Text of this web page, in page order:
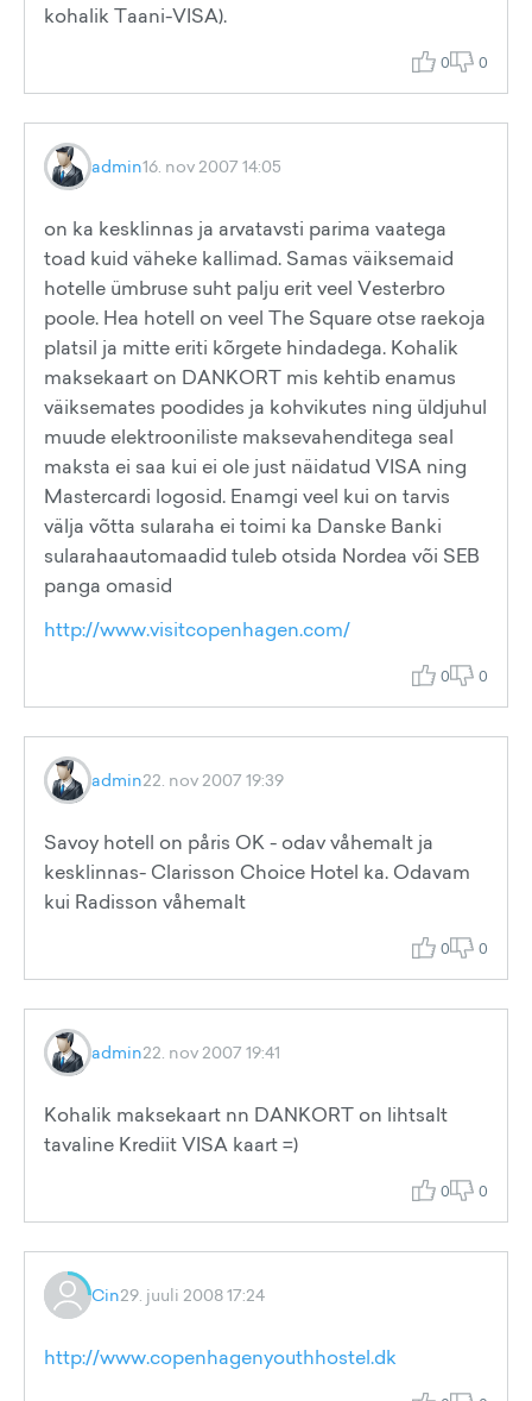
kohalik Taani-VISA).
0 0
admin16. nov 2007 14:05
on ka kesklinnas ja arvatavsti parima vaatega
toad kuid väheke kallimad. Samas väiksemaid
hotelle ümbruse suht palju erit veel Vesterbro
poole. Hea hotell on veel The Square otse raekoja
platsil ja mitte eriti kõrgete hindadega. Kohalik
maksekaart on DANKORT mis kehtib enamus
väiksemates poodides ja kohvikutes ning üldjuhul
muude elektrooniliste maksevahenditega seal
maksta ei saa kui ei ole just näidatud VISA ning
Mastercardi logosid. Enamgi veel kui on tarvis
välja võtta sularaha ei toimi ka Danske Banki
sularahaautomaadid tuleb otsida Nordea või SEB
panga omasid
http://www.visitcopenhagen.com/
0 0
admin22. nov 2007 19:39
Savoy hotell on påris OK - odav våhemalt ja
kesklinnas- Clarisson Choice Hotel ka. Odavam
kui Radisson våhemalt
0 0
admin22. nov 2007 19:41
Kohalik maksekaart nn DANKORT on lihtsalt
tavaline Krediit VISA kaart =)
0 0
Cin29. juuli 2008 17:24
http://www.copenhagenyouthhostel.dk